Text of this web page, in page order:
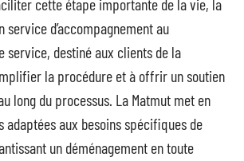
cette étape importante de la vie, la
service d’accompagnement au
service, destiné aux clients de la
la procédure et à offrir un soutien
long du processus. La Matmut met en
adaptées aux besoins spécifiques de
un déménagement en toute